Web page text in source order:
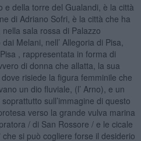
e della torre del Gualandi, è la città
di Adriano Sofri, è la città che ha
sala rossa di Palazzo
Melani, nell’ Allegoria di Pisa,
, rappresentata in forma di
di donna che allatta, la sua
risiede la figura femminile che
un dio fluviale, (l’ Arno), e un
sull’immagine di questo
verso la grande vulva marina
/ di San Rossore / e le cicale
che si può cogliere forse il desiderio